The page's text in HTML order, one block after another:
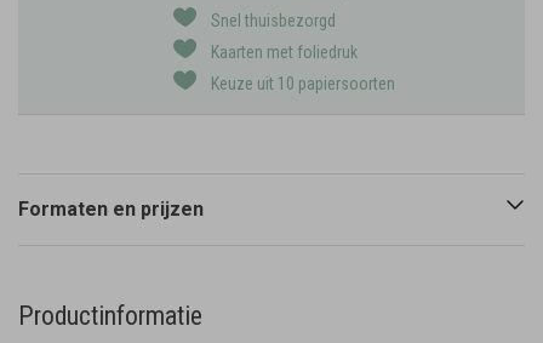
Snel thuisbezorgd
Kaarten met foliedruk
Keuze uit 10 papiersoorten
Formaten en prijzen
Productinformatie